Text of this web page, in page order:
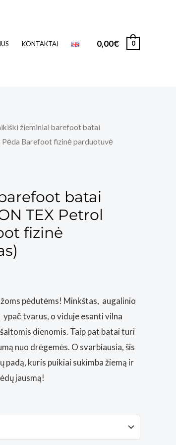
KONTAKTAI 0,00€ 0
žieminiai barefoot batai
Pėda Barefoot fizinė parduotuvė
batai
TEX Petrol
fizinė
pėdutėms! Minkštas, augalinio
tvarus, o viduje esanti vilna
dienomis. Taip pat batai turi
nuo drėgemės. O svarbiausia, šis
padą, kuris puikiai sukimba žiemą ir
jausmą!